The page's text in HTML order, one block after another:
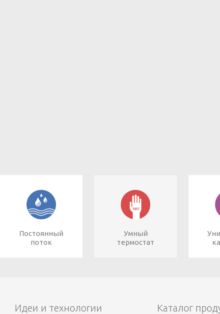
Постоянный
поток
Умный
термостат
Идеи и технологии Каталог